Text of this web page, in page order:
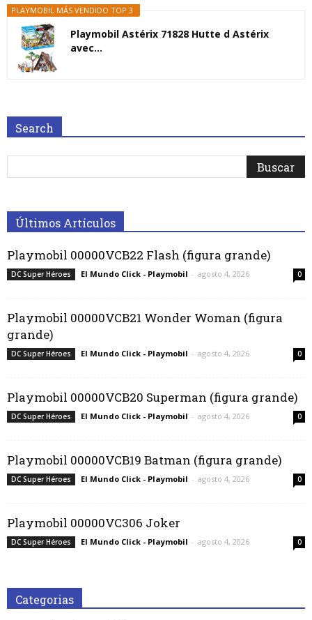
PLAYMOBIL MÁS VENDIDO TOP 3
Playmobil Astérix 71828 Hutte d Astérix
avec...
Search
Últimos Artículos
Playmobil 00000VCB22 Flash (figura grande)
DC Super Héroes El Mundo Click - Playmobil - agosto 4, 2026 0
Playmobil 00000VCB21 Wonder Woman (figura
grande)
DC Super Héroes El Mundo Click - Playmobil - agosto 4, 2026 0
Playmobil 00000VCB20 Superman (figura grande)
DC Super Héroes El Mundo Click - Playmobil - agosto 4, 2026 0
Playmobil 00000VCB19 Batman (figura grande)
DC Super Héroes El Mundo Click - Playmobil - agosto 4, 2026 0
Playmobil 00000VC306 Joker
DC Super Héroes El Mundo Click - Playmobil - agosto 4, 2026 0
Categorias